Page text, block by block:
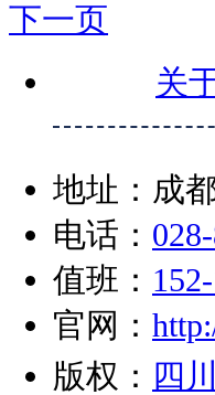
下一页
关
地址：成
电话：
值班：
官网：
版权： 四